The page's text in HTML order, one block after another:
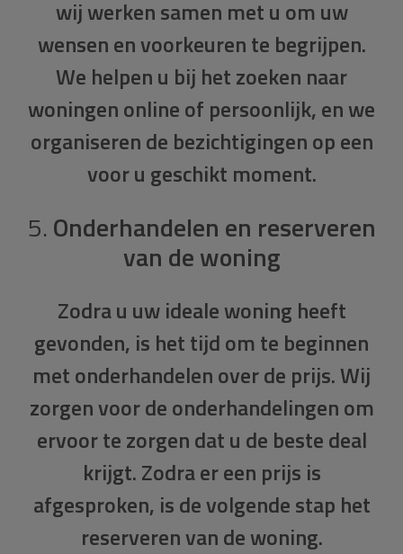
wij werken samen met u om uw
wensen en voorkeuren te begrijpen.
We helpen u bij het zoeken naar
woningen online of persoonlijk, en we
organiseren de bezichtigingen op een
voor u geschikt moment.
5. Onderhandelen en reserveren
van de woning
Zodra u uw ideale woning heeft
gevonden, is het tijd om te beginnen
met onderhandelen over de prijs. Wij
zorgen voor de onderhandelingen om
ervoor te zorgen dat u de beste deal
krijgt. Zodra er een prijs is
afgesproken, is de volgende stap het
reserveren van de woning.